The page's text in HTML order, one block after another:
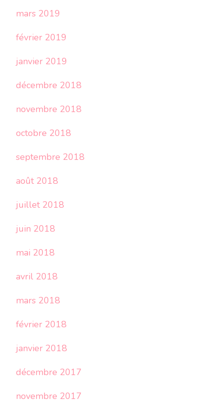
mars 2019
février 2019
janvier 2019
décembre 2018
novembre 2018
octobre 2018
septembre 2018
août 2018
juillet 2018
juin 2018
mai 2018
avril 2018
mars 2018
février 2018
janvier 2018
décembre 2017
novembre 2017